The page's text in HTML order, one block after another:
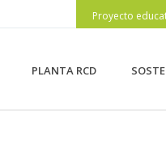
Proyecto
PLANTA RCD